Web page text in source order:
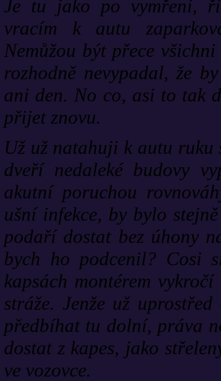
Je tu jako po vymření,
vracím k autu
Nemůžou být přece
rozhodně nevypadal, že
ani den. No co, asi to tak
přijet znovu.
Už už natahuji k autu ruku
dveří nedaleké budovy
akutní poruchou
ušní infekce, by bylo
podaří dostat bez úhony
bych ho podcenil? Cosi
kapsách montérem
stráže. Jenže už
předbíhat tu dolní, práva
dostat z kapes, jako
ve vozovce.